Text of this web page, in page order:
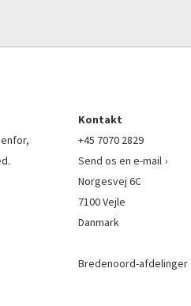
Kontakt
+45 7070 2829
Send os en e-mail
Norgesvej 6C
7100 Vejle
Danmark
Bredenoord-afdelinger